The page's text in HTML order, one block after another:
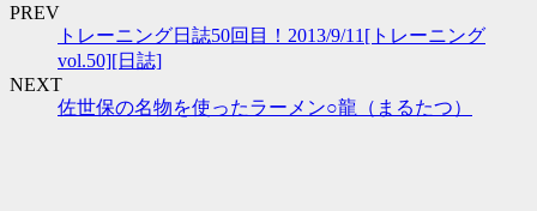
PREV
トレーニング日誌50回目！2013/9/11[トレーニング
vol.50][日誌]
NEXT
佐世保の名物を使ったラーメン○龍（まるたつ）